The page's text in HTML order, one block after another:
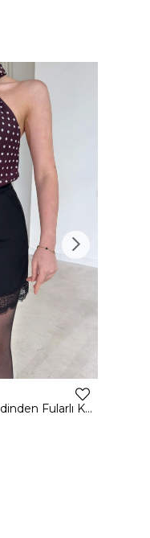
Puantiyeli Aksesuarlı Kendinden Fularlı Kevlo Kahve Kadın Bluz 26Y036